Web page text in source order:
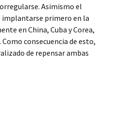
Asimismo el
primero en la
en China, Cuba y Corea,
consecuencia de esto,
de repensar ambas